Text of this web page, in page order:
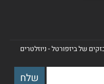
של ביזפורטל - ניוזלטרים